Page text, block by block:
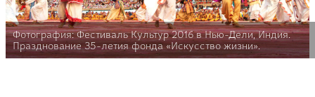
Фотография: Фестиваль Культур 2016 в Нью-Дели, Индия.
Празднование 35-летия фонда «Искусство жизни».